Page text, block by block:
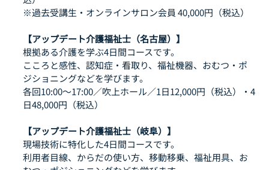
※過去受講生・オンラインサロン会員 40,000円（税込）
【アップデート介護福祉士（名古屋）】
根拠ある介護を学ぶ4日間コースです。
こころと感性、認知症・看取り、福祉機器、おむつ・ポ
ジショニングなどを学びます。
各回10:00〜17:00／吹上ホール／1日12,000円（税込）・4
日48,000円（税込）
【アップデート介護福祉士（岐阜）】
現場技術に特化した4日間コースです。
利用者目線、からだの使い方、移動移乗、福祉用具、お